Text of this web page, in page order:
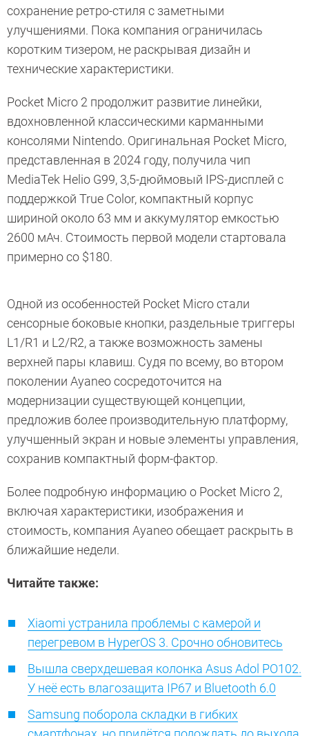
сохранение ретро-стиля с заметными
улучшениями. Пока компания ограничилась
коротким тизером, не раскрывая дизайн и
технические характеристики.
Pocket Micro 2 продолжит развитие линейки,
вдохновленной классическими карманными
консолями Nintendo. Оригинальная Pocket Micro,
представленная в 2024 году, получила чип
MediaTek Helio G99, 3,5-дюймовый IPS-дисплей с
поддержкой True Color, компактный корпус
шириной около 63 мм и аккумулятор емкостью
2600 мАч. Стоимость первой модели стартовала
примерно со $180.
Одной из особенностей Pocket Micro стали
сенсорные боковые кнопки, раздельные триггеры
L1/R1 и L2/R2, а также возможность замены
верхней пары клавиш. Судя по всему, во втором
поколении Ayaneo сосредоточится на
модернизации существующей концепции,
предложив более производительную платформу,
улучшенный экран и новые элементы управления,
сохранив компактный форм-фактор.
Более подробную информацию о Pocket Micro 2,
включая характеристики, изображения и
стоимость, компания Ayaneo обещает раскрыть в
ближайшие недели.
Читайте также:
Xiaomi устранила проблемы с камерой и
перегревом в HyperOS 3. Срочно обновитесь
Вышла сверхдешевая колонка Asus Adol PO102.
У неё есть влагозащита IP67 и Bluetooth 6.0
Samsung поборола складки в гибких